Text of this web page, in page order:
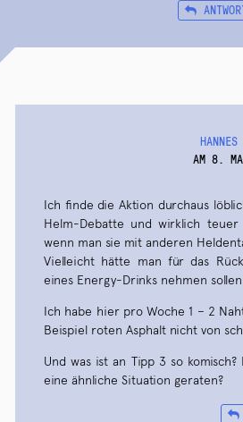
HANNES
AM 8.
Ich finde die Aktion durchaus
Helm-Debatte und wirklich
wenn man sie mit anderen
Vielleicht hätte man für das
eines Energy-Drinks nehmen
Ich habe hier pro Woche 1 – 2
Beispiel roten Asphalt nicht von
Und was ist an Tipp 3 so
eine ähnliche Situation geraten?